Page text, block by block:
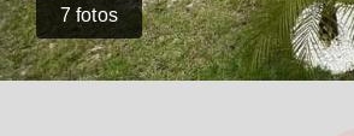
7 fotos